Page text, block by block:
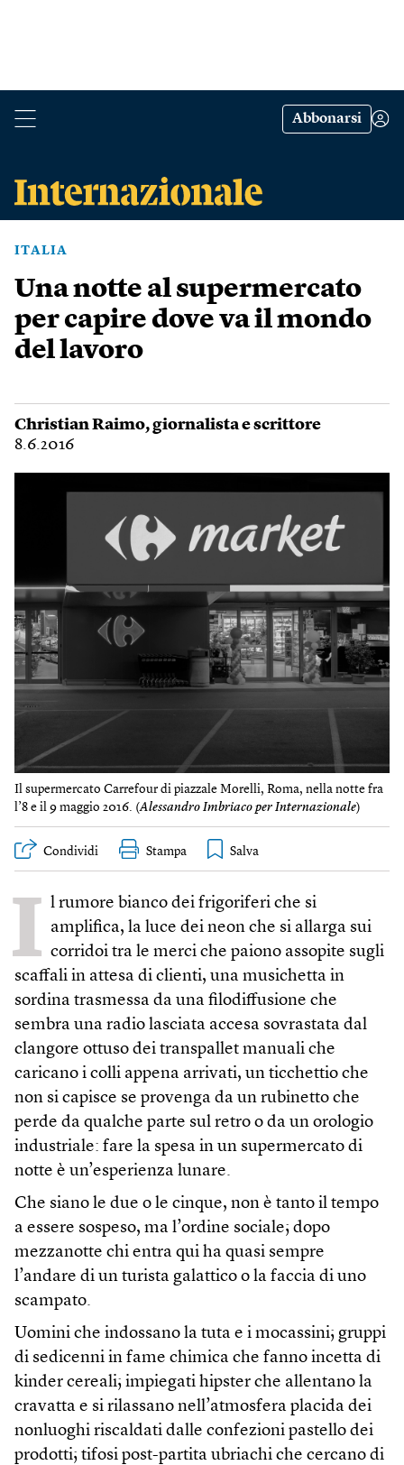
Abbonarsi
ITALIA
Una notte al supermercato
per capire dove va il mondo
del lavoro
Christian Raimo, giornalista e scrittore
8.6.2016
Il supermercato Carrefour di piazzale Morelli, Roma, nella notte fra
l’8 e il 9 maggio 2016. (Alessandro Imbriaco per Internazionale)
Condividi Stampa
I l rumore bianco dei frigoriferi che si
amplifica, la luce dei neon che si allarga sui
corridoi tra le merci che paiono assopite sugli
scaffali in attesa di clienti, una musichetta in
sordina trasmessa da una filodiffusione che
sembra una radio lasciata accesa sovrastata dal
clangore ottuso dei transpallet manuali che
caricano i colli appena arrivati, un ticchettio che
non si capisce se provenga da un rubinetto che
perde da qualche parte sul retro o da un orologio
industriale: fare la spesa in un supermercato di
notte è un’esperienza lunare.
Che siano le due o le cinque, non è tanto il tempo
a essere sospeso, ma l’ordine sociale; dopo
mezzanotte chi entra qui ha quasi sempre
l’andare di un turista galattico o la faccia di uno
scampato.
Uomini che indossano la tuta e i mocassini; gruppi
di sedicenni in fame chimica che fanno incetta di
kinder cereali; impiegati hipster che allentano la
cravatta e si rilassano nell’atmosfera placida dei
nonluoghi riscaldati dalle confezioni pastello dei
prodotti; tifosi post-partita ubriachi che cercano di